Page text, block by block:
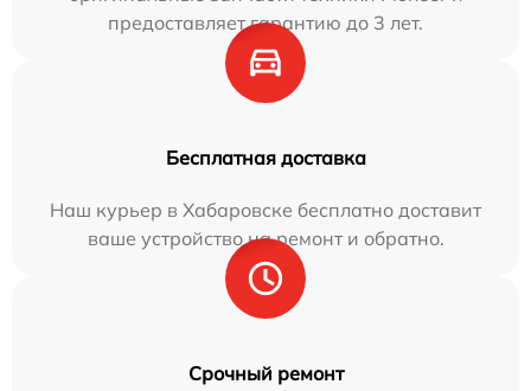
предоставляет гарантию до 3 лет.
Бесплатная доставка
Наш курьер в Хабаровске бесплатно доставит
ваше устройство на ремонт и обратно.
Срочный ремонт